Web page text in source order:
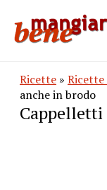
Ricette » Ricette
anche in brodo
Cappelletti